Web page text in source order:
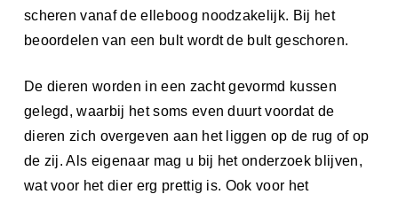
scheren vanaf de elleboog noodzakelijk. Bij het
beoordelen van een bult wordt de bult geschoren.
De dieren worden in een zacht gevormd kussen
gelegd, waarbij het soms even duurt voordat de
dieren zich overgeven aan het liggen op de rug of op
de zij. Als eigenaar mag u bij het onderzoek blijven,
wat voor het dier erg prettig is. Ook voor het